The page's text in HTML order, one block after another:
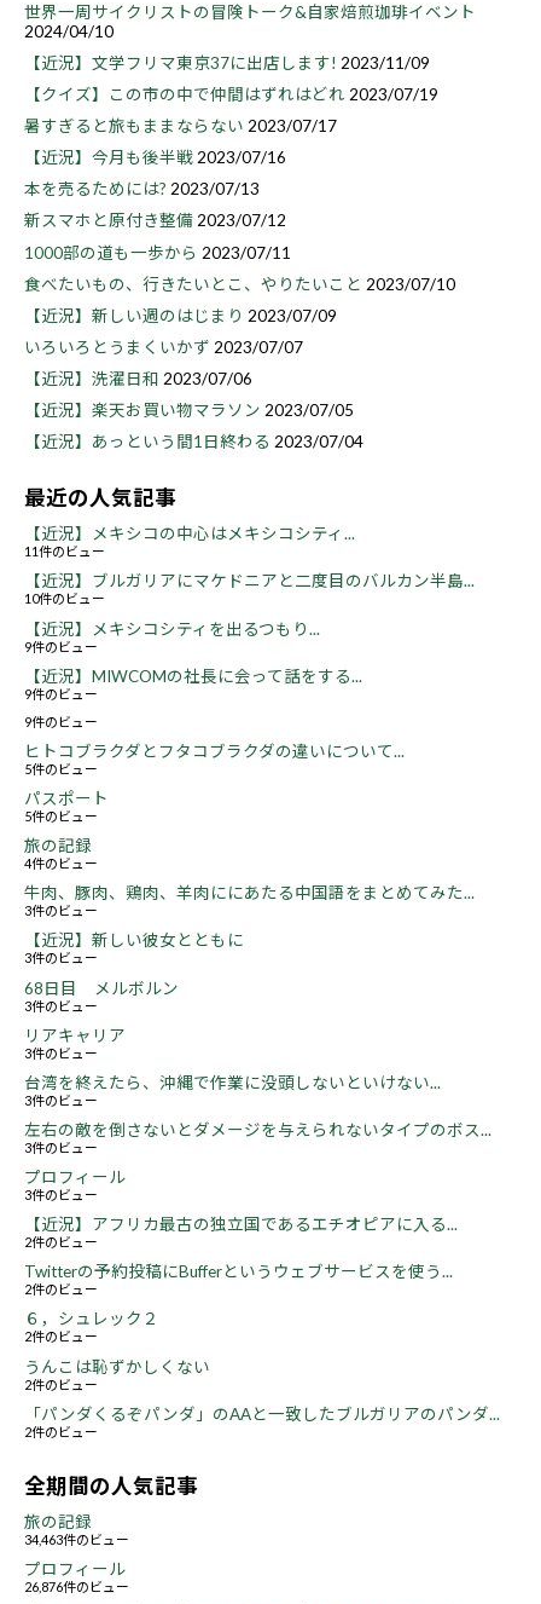
世界一周サイクリストの冒険トーク&自家焙煎珈琲イベント
2024/04/10
【近況】文学フリマ東京37に出店します! 2023/11/09
【クイズ】この市の中で仲間はずれはどれ 2023/07/19
暑すぎると旅もままならない 2023/07/17
【近況】今月も後半戦 2023/07/16
本を売るためには? 2023/07/13
新スマホと原付き整備2023/07/12
1000部の道も一歩から 2023/07/11
食べたいもの、行きたいとこ、やりたいこと 2023/07/10
【近況】新しい週のはじまり 2023/07/09
いろいろとうまくいかず 2023/07/07
【近況】洗濯日和 2023/07/06
【近況】楽天お買い物マラソン 2023/07/05
【近況】あっという間1日終わる 2023/07/04
最近の人気記事
【近況】メキシコの中心はメキシコシティ...
11件のビュー
【近況】ブルガリアにマケドニアと二度目のバルカン半島...
10件のビュー
【近況】メキシコシティを出るつもり...
9件のビュー
【近況】MIWCOMの社長に会って話をする...
9件のビュー
9件のビュー
ヒトコブラクダとフタコブラクダの違いについて...
5件のビュー
パスポート
5件のビュー
旅の記録
4件のビュー
牛肉、豚肉、鶏肉、羊肉ににあたる中国語をまとめてみた...
3件のビュー
【近況】新しい彼女とともに
3件のビュー
68日目 メルボルン
3件のビュー
リアキャリア
3件のビュー
台湾を終えたら、沖縄で作業に没頭しないといけない...
3件のビュー
左右の敵を倒さないとダメージを与えられないタイプのボス...
3件のビュー
プロフィール
3件のビュー
【近況】アフリカ最古の独立国であるエチオピアに入る...
2件のビュー
Twitterの予約投稿にBufferというウェブサービスを使う...
2件のビュー
６，シュレック２
2件のビュー
うんこは恥ずかしくない
2件のビュー
「パンダくるぞパンダ」のAAと一致したブルガリアのパンダ...
2件のビュー
全期間の人気記事
旅の記録
34,463件のビュー
プロフィール
26,876件のビュー